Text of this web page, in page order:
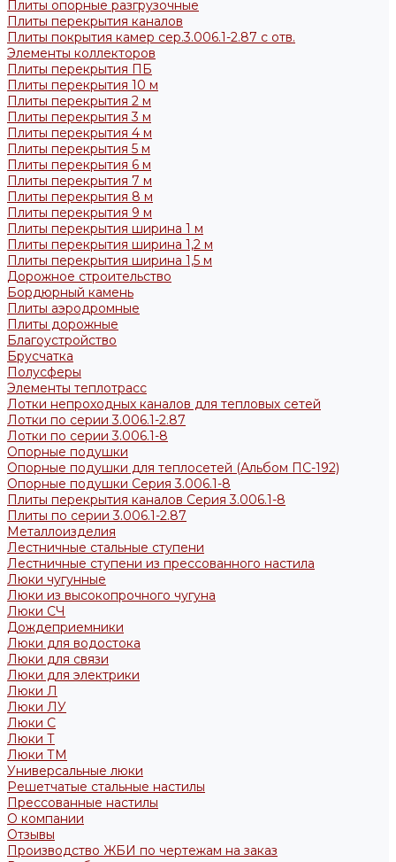
Плиты опорные разгрузочные
Плиты перекрытия каналов
Плиты покрытия камер сер.3.006.1-2.87 с отв.
Элементы коллекторов
Плиты перекрытия ПБ
Плиты перекрытия 10 м
Плиты перекрытия 2 м
Плиты перекрытия 3 м
Плиты перекрытия 4 м
Плиты перекрытия 5 м
Плиты перекрытия 6 м
Плиты перекрытия 7 м
Плиты перекрытия 8 м
Плиты перекрытия 9 м
Плиты перекрытия ширина 1 м
Плиты перекрытия ширина 1,2 м
Плиты перекрытия ширина 1,5 м
Дорожное строительство
Бордюрный камень
Плиты аэродромные
Плиты дорожные
Благоустройство
Брусчатка
Полусферы
Элементы теплотрасс
Лотки непроходных каналов для тепловых сетей
Лотки по серии 3.006.1-2.87
Лотки по серии 3.006.1-8
Опорные подушки
Опорные подушки для теплосетей (Альбом ПС-192)
Опорные подушки Серия 3.006.1-8
Плиты перекрытия каналов Серия 3.006.1-8
Плиты по серии 3.006.1-2.87
Металлоизделия
Лестничные стальные ступени
Лестничные ступени из прессованного настила
Люки чугунные
Люки из высокопрочного чугуна
Люки СЧ
Дождеприемники
Люки для водостока
Люки для связи
Люки для электрики
Люки Л
Люки ЛУ
Люки С
Люки Т
Люки ТМ
Универсальные люки
Решетчатые стальные настилы
Прессованные настилы
О компании
Отзывы
Производство ЖБИ по чертежам на заказ